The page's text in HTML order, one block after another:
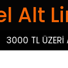
Alt
3000 TL ÜZERİ